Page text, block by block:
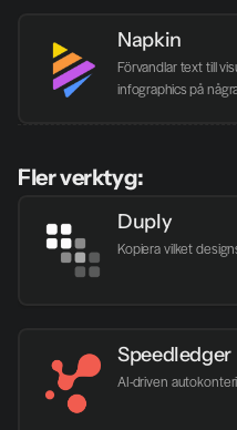
Napkin
Förvandlar text till
infographics på
Fler verktyg:
Duply
Kopiera vilket
Speedledger
AI-driven